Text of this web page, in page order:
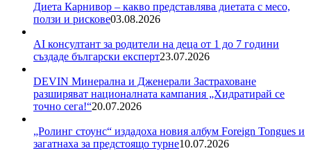
Диета Карнивор – какво представлява диетата с месо,
ползи и рискове03.08.2026
AI консултант за родители на деца от 1 до 7 години
създаде български експерт23.07.2026
DEVIN Минерална и Дженерали Застраховане
разширяват националната кампания „Хидратирай се
точно сега!“20.07.2026
„Ролинг стоунс“ издадоха новия албум Foreign Tongues и
загатнаха за предстоящо турне10.07.2026